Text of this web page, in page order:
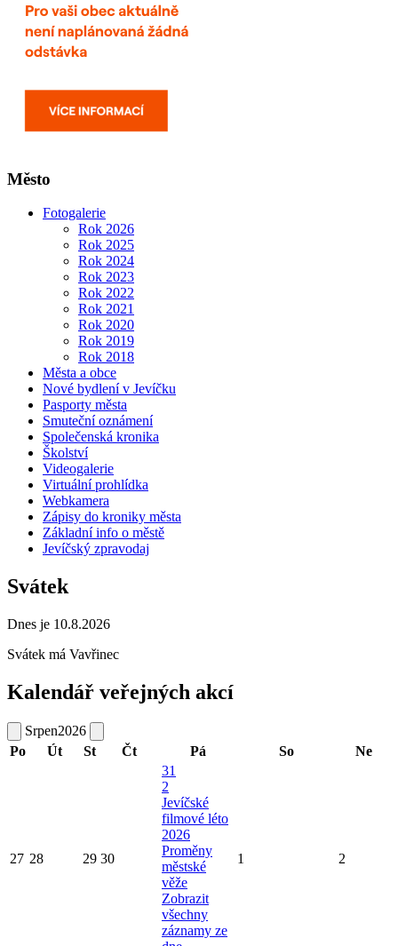
Město
Fotogalerie
Rok 2026
Rok 2025
Rok 2024
Rok 2023
Rok 2022
Rok 2021
Rok 2020
Rok 2019
Rok 2018
Města a obce
Nové bydlení v Jevíčku
Pasporty města
Smuteční oznámení
Společenská kronika
Školství
Videogalerie
Virtuální prohlídka
Webkamera
Zápisy do kroniky města
Základní info o městě
Jevíčský zpravodaj
Svátek
Dnes je 10.8.2026
Svátek má Vavřinec
Kalendář veřejných akcí
Srpen2026
Po
Út St Čt Pá So Ne
27 28 29 30
31
2
Jevíčské
filmové léto
2026
Proměny
městské
věže
Zobrazit
všechny
záznamy ze
1 2